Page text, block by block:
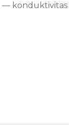
— konduktivitas